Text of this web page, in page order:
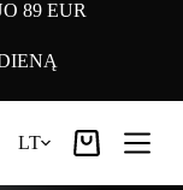
89 EUR
LT
Pirkinių